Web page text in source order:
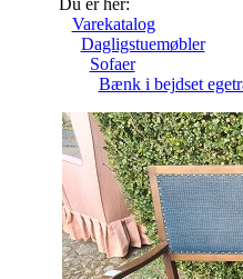
Du er her:
Varekatalog
Dagligstuemøbler
Sofaer
Bænk i bejdset